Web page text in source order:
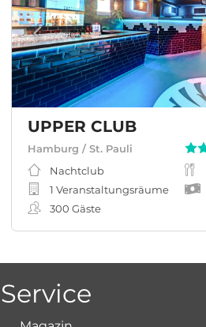
UPPER CLUB
Hamburg / St. Pauli
Nachtclub
1 Veranstaltungsräume
300 Gäste
Service